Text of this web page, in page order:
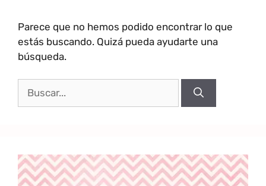
Parece que no hemos podido encontrar lo que
estás buscando. Quizá pueda ayudarte una
búsqueda.